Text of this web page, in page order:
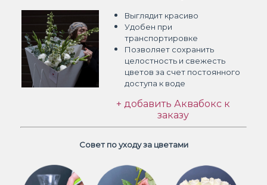
Выглядит красиво
Удобен при
транспортировке
Позволяет сохранить
целостность и свежесть
цветов за счет постоянного
доступа к воде
+ добавить Аквабокс к
заказу
Совет по уходу за цветами